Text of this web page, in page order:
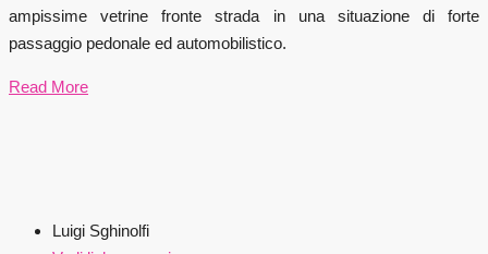
ampissime vetrine fronte strada in una situazione di forte
passaggio pedonale ed automobilistico.
Read More
Luigi Sghinolfi